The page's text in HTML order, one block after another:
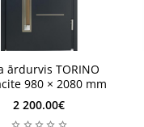
Jauns
ārdurvis TORINO
980 × 2080 mm
2 200.00€